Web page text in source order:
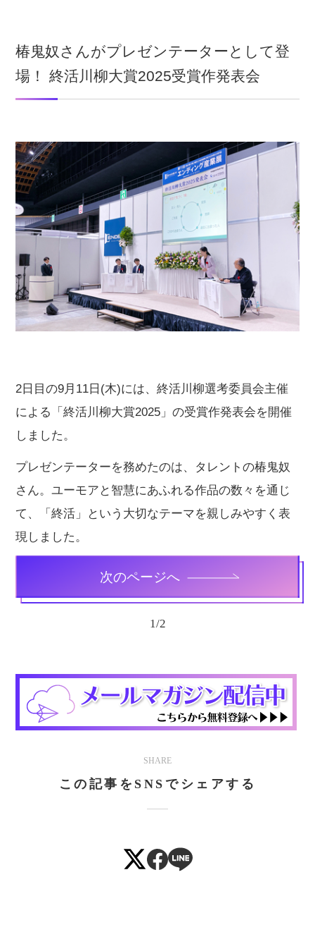
椿鬼奴さんがプレゼンテーターとして登
場！ 終活川柳大賞2025受賞作発表会
2日目の9月11日(木)には、終活川柳選考委員会主催
による「終活川柳大賞2025」の受賞作発表会を開催
しました。
プレゼンテーターを務めたのは、タレントの椿鬼奴
さん。ユーモアと智慧にあふれる作品の数々を通じ
て、「終活」という大切なテーマを親しみやすく表
現しました。
次のページへ
1/2
SHARE
この記事をSNSでシェアする